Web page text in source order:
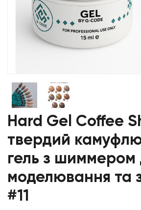
Hard Gel Coffee
твердий
гель з шиммером
моделювання та
#11